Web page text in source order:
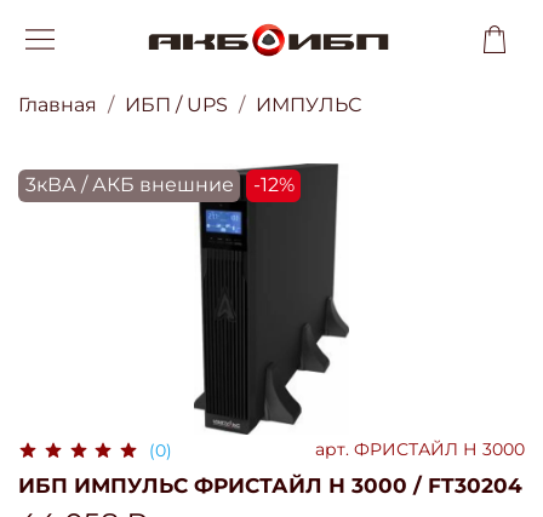
Главная ИБП / UPS ИМПУЛЬС
3кВА / АКБ внешние -12%
(0) арт. ФРИСТАЙЛ Н 3000
ИБП ИМПУЛЬС ФРИСТАЙЛ Н 3000 / FT30204